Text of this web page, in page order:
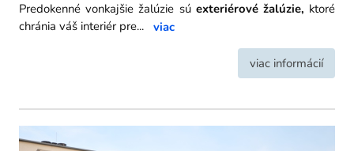
Predokenné vonkajšie žalúzie sú exteriérové žalúzie, ktoré
chránia váš interiér pre... viac
viac informácií